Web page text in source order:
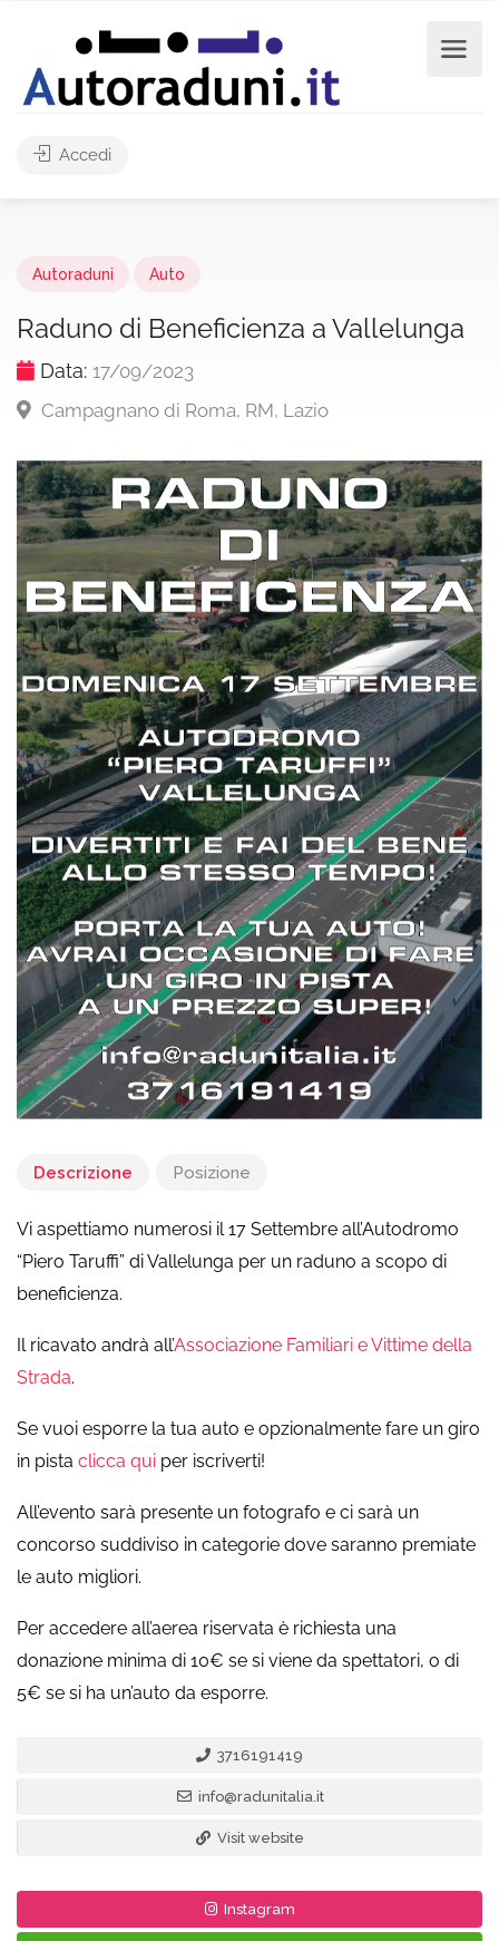
Accedi
Autoraduni Auto
Raduno di Beneficienza a Vallelunga
Data: 17/09/2023
Campagnano di Roma, RM, Lazio
Descrizione Posizione
Vi aspettiamo numerosi il 17 Settembre all’Autodromo
“Piero Taruffi” di Vallelunga per un raduno a scopo di
beneficienza.
Il ricavato andrà all’Associazione Familiari e Vittime della
Strada.
Se vuoi esporre la tua auto e opzionalmente fare un giro
in pista clicca qui per iscriverti!
All’evento sarà presente un fotografo e ci sarà un
concorso suddiviso in categorie dove saranno premiate
le auto migliori.
Per accedere all’aerea riservata è richiesta una
donazione minima di 10€ se si viene da spettatori, o di
5€ se si ha un’auto da esporre.
3716191419
info@radunitalia.it
Visit website
Instagram